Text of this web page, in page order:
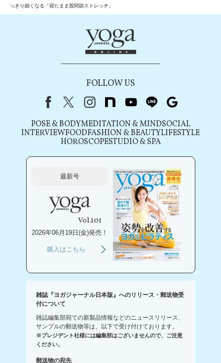
っきり細くなる「寝たまま股関節ストレッチ」
FOLLOW US
FacebookX（旧Twitter）
instagram
note youtubeline
POSE & BODYMEDITATION & MINDSOCIAL
INTERVIEWFOODFASHION & BEAUTYLIFESTYLE
HOROSCOPESTUDIO & SPA
最新号
Vol.101
2026年06月19日(金)発売！
購入はこちら
雑誌『ヨガジャーナル日本版』へのリリース・郵送物受
付について
雑誌編集部宛ての新製品情報などのニュースリリース、
サンプルの郵送物等は、以下で受け付けております。
※プレジデント社様には編集部はございませんので、ご注意
ください。
郵送物の宛先